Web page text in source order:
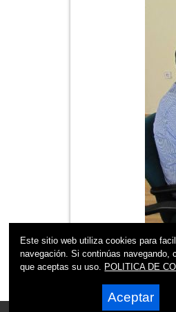
Este sitio web utiliza cookies para
navegación. Si continúas navegando,
que aceptas su uso. POLITICA DE
Aceptar